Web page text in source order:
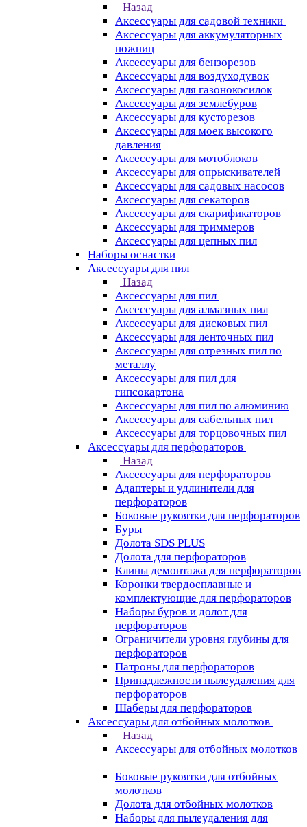
Назад
Аксессуары для садовой техники
Аксессуары для аккумуляторных
ножниц
Аксессуары для бензорезов
Аксессуары для воздуходувок
Аксессуары для газонокосилок
Аксессуары для землебуров
Аксессуары для кусторезов
Аксессуары для моек высокого
давления
Аксессуары для мотоблоков
Аксессуары для опрыскивателей
Аксессуары для садовых насосов
Аксессуары для секаторов
Аксессуары для скарификаторов
Аксессуары для триммеров
Аксессуары для цепных пил
Наборы оснастки
Аксессуары для пил
Назад
Аксессуары для пил
Аксессуары для алмазных пил
Аксессуары для дисковых пил
Аксессуары для ленточных пил
Аксессуары для отрезных пил по
металлу
Аксессуары для пил для
гипсокартона
Аксессуары для пил по алюминию
Аксессуары для сабельных пил
Аксессуары для торцовочных пил
Аксессуары для перфораторов
Назад
Аксессуары для перфораторов
Адаптеры и удлинители для
перфораторов
Боковые рукоятки для перфораторов
Буры
Долота SDS PLUS
Долота для перфораторов
Клины демонтажа для перфораторов
Коронки твердосплавные и
комплектующие для перфораторов
Наборы буров и долот для
перфораторов
Ограничители уровня глубины для
перфораторов
Патроны для перфораторов
Принадлежности пылеудаления для
перфораторов
Шаберы для перфораторов
Аксессуары для отбойных молотков
Назад
Аксессуары для отбойных молотков
Боковые рукоятки для отбойных
молотков
Долота для отбойных молотков
Наборы для пылеудаления для